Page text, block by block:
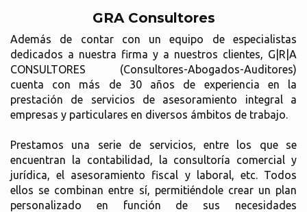
GRA Consultores
Además de contar con un equipo de especialistas
dedicados a nuestra firma y a nuestros clientes, G|R|A
CONSULTORES (Consultores-Abogados-Auditores)
cuenta con más de 30 años de experiencia en la
prestación de servicios de asesoramiento integral a
empresas y particulares en diversos ámbitos de trabajo.
Prestamos una serie de servicios, entre los que se
encuentran la contabilidad, la consultoría comercial y
jurídica, el asesoramiento fiscal y laboral, etc. Todos
ellos se combinan entre sí, permitiéndole crear un plan
personalizado en función de sus necesidades